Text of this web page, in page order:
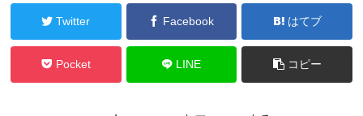
Twitter Facebook はてブ
Pocket LINE コピー